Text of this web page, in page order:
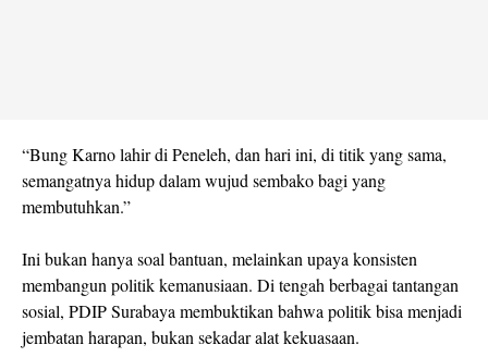
“Bung Karno lahir di Peneleh, dan hari ini, di titik yang sama,
semangatnya hidup dalam wujud sembako bagi yang
membutuhkan.”
Ini bukan hanya soal bantuan, melainkan upaya konsisten
membangun politik kemanusiaan. Di tengah berbagai tantangan
sosial, PDIP Surabaya membuktikan bahwa politik bisa menjadi
jembatan harapan, bukan sekadar alat kekuasaan.